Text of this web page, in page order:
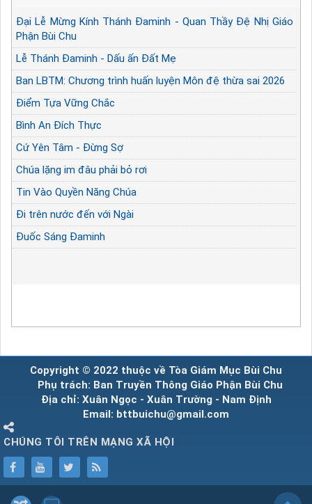
Đại Lễ Mừng Kính Thánh Đaminh - Quan Thầy Đệ Nhị Giáo
Phận Bùi Chu
Lễ Thánh Đaminh - Dấu ấn Đất Mẹ
Ban LBTM: Chương trình huấn luyện Môn đệ thừa sai 2026
Điểm Tựa Vững Chắc
Bình An Đích Thực
Cứ Yên Tâm - Đừng Sợ
Chúa lặng im đâu phải bỏ rơi
Tin Vào Quyền Năng Chúa
Đi trên nước đến với Ngài
Đuốc Sáng Đaminh
Copyright © 2022 thuộc về Tòa Giám Mục Bùi Chu
Phụ trách: Ban Truyền Thông Giáo Phận Bùi Chu
Địa chỉ: Xuân Ngọc - Xuân Trường - Nam Định
Email: bttbuichu@gmail.com
CHÚNG TÔI TRÊN MẠNG XÃ HỘI